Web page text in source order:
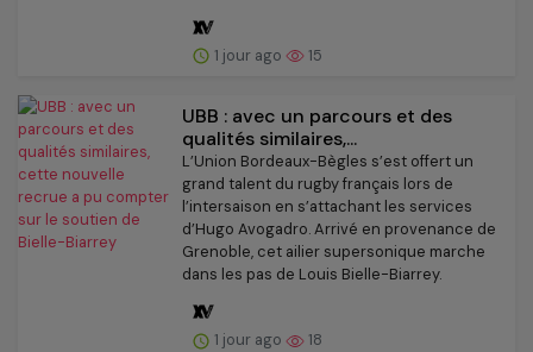
1 jour ago 15
UBB : avec un parcours et des
qualités similaires,...
L’Union Bordeaux-Bègles s’est offert un
grand talent du rugby français lors de
l’intersaison en s’attachant les services
d’Hugo Avogadro. Arrivé en provenance de
Grenoble, cet ailier supersonique marche
dans les pas de Louis Bielle-Biarrey.
1 jour ago 18